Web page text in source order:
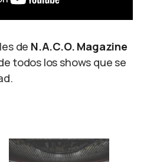
de N.A.C.O. Magazine
todos los shows que se